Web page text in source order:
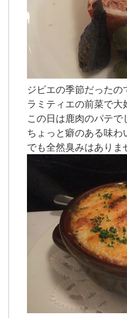
ジビエの季節だったの
ラミティエの前菜で
この日は鹿肉のパテで
ちょっと癖のある味
でも全然臭みはありま